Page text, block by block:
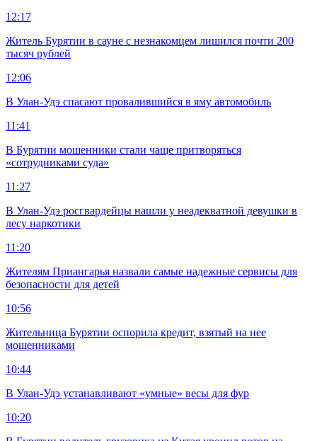
12:17
Житель Бурятии в сауне с незнакомцем лишился почти 200
тысяч рублей
12:06
В Улан-Удэ спасают провалившийся в яму автомобиль
11:41
В Бурятии мошенники стали чаще притворяться
«сотрудниками суда»
11:27
В Улан-Удэ росгвардейцы нашли у неадекватной девушки в
лесу наркотики
11:20
Жителям Приангарья назвали самые надежные сервисы для
безопасности для детей
10:56
Жительница Бурятии оспорила кредит, взятый на нее
мошенниками
10:44
В Улан-Удэ устанавливают «умные» весы для фур
10:20